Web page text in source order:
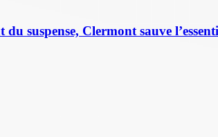
suspense, Clermont sauve